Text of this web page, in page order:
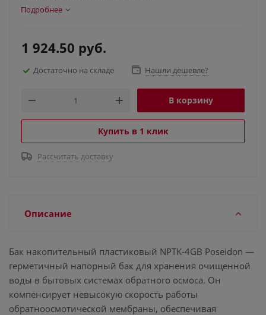
Подробнее
1 924.50 руб.
Достаточно на складе Нашли дешевле?
В корзину
Купить в 1 клик
Рассчитать доставку
Описание
Бак накопительный пластиковый NPTK-4GB Poseidon —
герметичный напорный бак для хранения очищенной
воды в бытовых системах обратного осмоса. Он
компенсирует невысокую скорость работы
обратноосмотической мембраны, обеспечивая